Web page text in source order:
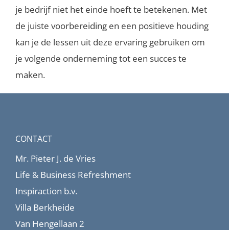
je bedrijf niet het einde hoeft te betekenen. Met
de juiste voorbereiding en een positieve houding
kan je de lessen uit deze ervaring gebruiken om
je volgende onderneming tot een succes te
maken.
CONTACT
Mr. Pieter J. de Vries
Life & Business Refreshment
Inspiraction b.v.
Villa Berkheide
Van Hengellaan 2